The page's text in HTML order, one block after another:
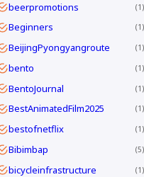
beerpromotions 1
Beginners 1
BeijingPyongyangroute 1
bento 1
BentoJournal 1
BestAnimatedFilm2025 1
bestofnetflix 1
Bibimbap 5
bicycleinfrastructure 1